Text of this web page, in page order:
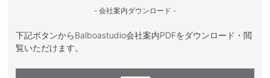
- 会社案内ダウンロード -
下記ボタンからBalboastudio会社案内PDFをダウンロード・閲
覧いただけます。